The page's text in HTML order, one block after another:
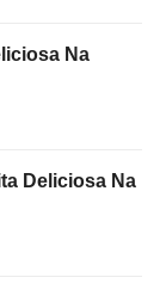
Na
Deliciosa Na